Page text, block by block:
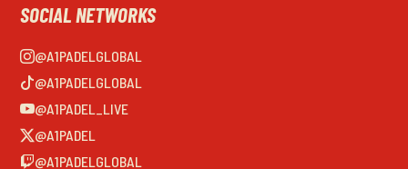
SOCIAL NETWORKS
@A1PADELGLOBAL
@A1PADELGLOBAL
@A1PADEL_LIVE
@A1PADEL
@A1PADELGLOBAL